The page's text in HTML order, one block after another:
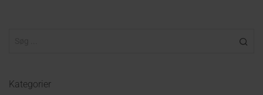
Kategorier